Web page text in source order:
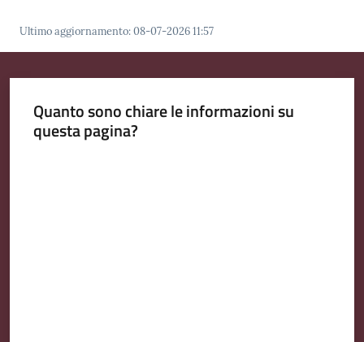
Novità
Menu selezionato
Emilia
Ultimo aggiornamento:08-07-2026 11:57
Quanto sono chiare le informazioni su
questa pagina?